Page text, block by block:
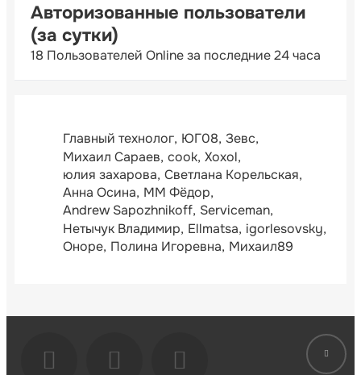
Авторизованные пользователи
(за сутки)
18 Пользователей Online за последние 24 часа
Главный технолог ЮГ08 Зевс
Михаил Сараев cook Xoxol
юлия захарова Светлана Корельская
Анна Осина ММ Фёдор
Andrew Sapozhnikoff Serviceman
Нетычук Владимир Ellmatsa igorlesovsky
Оноре Полина Игоревна Михаил89